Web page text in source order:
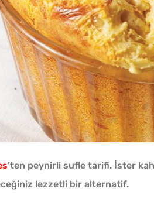
’ten peynirli sufle tarifi. İster
lezzetli bir alternatif.